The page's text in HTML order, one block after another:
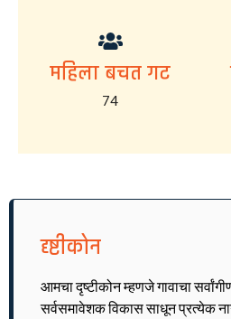
महिला बचत गट
74
दृष्टीकोन
आमचा दृष्टीकोन म्हणजे गावाचा
सर्वसमावेशक विकास साधून प्रत्येक